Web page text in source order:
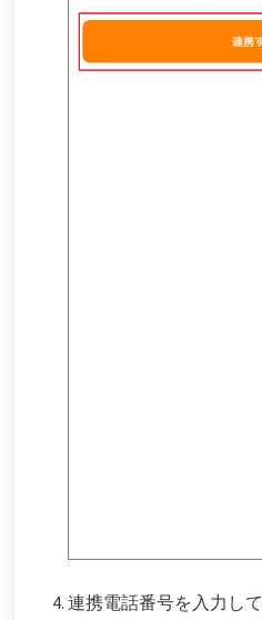
連携電話番号を入力して